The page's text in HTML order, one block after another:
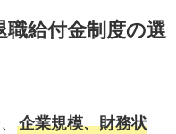
給付金制度の選
企業規模、財務状